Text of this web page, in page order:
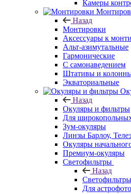
Камеры
Назад
Монтировки
Аксессуары к
Альт-азимутальные
Гармонические
С самонаведением
Штативы и
Экваториальные
Назад
Окуляры и фильтры
Для
Зум-окуляры
Линзы Барлоу,
Окуляры
Премиум-окуляры
Светофильтры
Назад
Светофильтры
Для